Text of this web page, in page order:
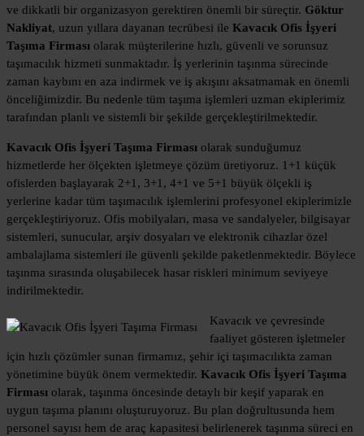
ve dikkatli bir organizasyon gerektiren önemli bir süreçtir. Göktur
Nakliyat, uzun yıllara dayanan tecrübesi ile Kavacık Ofis İşyeri
Taşıma Firması olarak müşterilerine hızlı, güvenli ve sorunsuz
taşımacılık hizmeti sunmaktadır. İş yerlerinin taşınma sürecinde
zaman kaybını en aza indirmek ve iş akışını aksatmamak en önemli
önceliğimizdir. Bu nedenle tüm taşıma işlemleri uzman ekiplerimiz
tarafından planlı ve sistemli bir şekilde gerçekleştirilmektedir.
Kavacık Ofis İşyeri Taşıma Firması olarak sunduğumuz
hizmetlerde her ölçekten işletmeye çözüm üretiyoruz. 1+1 küçük
ofislerden başlayarak 2+1, 3+1, 4+1 ve 5+1 büyük ölçekli iş
yerlerine kadar tüm taşımacılık işlemlerini profesyonel ekiplerimizle
gerçekleştiriyoruz. Ofis mobilyaları, masa ve sandalyeler, bilgisayar
sistemleri, sunucular, arşiv dosyaları ve elektronik cihazlar özel
ambalajlama sistemleri ile güvenli şekilde paketlenmektedir. Böylece
taşınma sırasında oluşabilecek hasar riskleri minimum seviyeye
indirilmektedir.
Kavacık ve çevresinde
faaliyet gösteren işletmeler
için hızlı çözümler sunan firmamız, şehir içi taşımacılıkta zaman
yönetimine büyük önem vermektedir. Kavacık Ofis İşyeri Taşıma
Firması olarak, taşınma öncesinde detaylı bir keşif yaparak en
uygun taşıma planını oluşturuyoruz. Bu plan doğrultusunda hem
personel sayısı hem de araç kapasitesi belirlenerek taşınma süreci en